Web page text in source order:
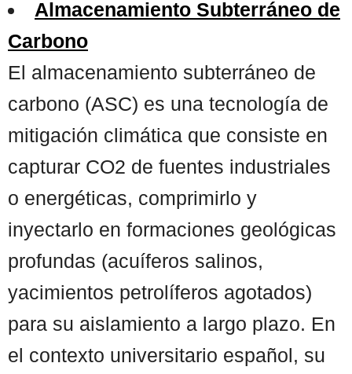
Almacenamiento Subterráneo de
Carbono
El almacenamiento subterráneo de
carbono (ASC) es una tecnología de
mitigación climática que consiste en
capturar CO2 de fuentes industriales
o energéticas, comprimirlo y
inyectarlo en formaciones geológicas
profundas (acuíferos salinos,
yacimientos petrolíferos agotados)
para su aislamiento a largo plazo. En
el contexto universitario español, su